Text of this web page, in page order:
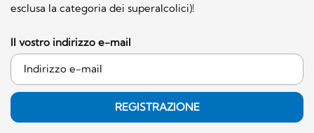
esclusa la categoria dei superalcolici)!
Il vostro indirizzo e-mail
REGISTRAZIONE